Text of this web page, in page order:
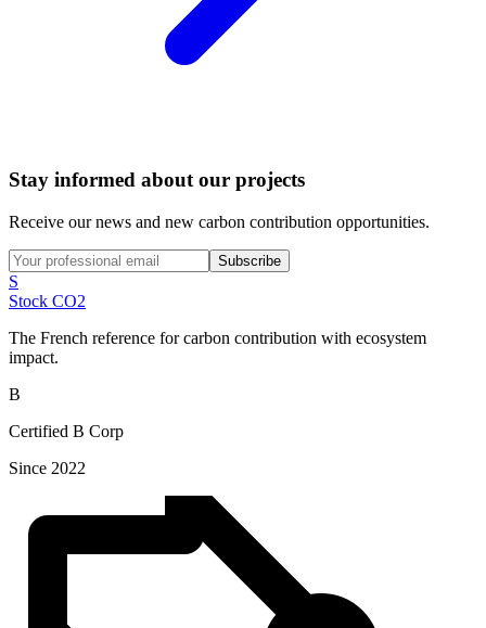
Stay informed about our projects
Receive our news and new carbon contribution opportunities.
Subscribe
S
Stock CO2
The French reference for carbon contribution with ecosystem
impact.
B
Certified B Corp
Since 2022